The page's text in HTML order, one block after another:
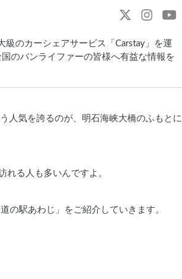
級のカーシェアサービス「Carstay」を運
のバンライファーの皆様へ有益な情報を
人気を誇るのが、明石海峡大橋のふもとに
れる人も多いんですよ。
の駅あわじ」をご紹介していきます。